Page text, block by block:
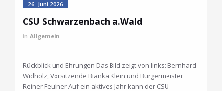
26. Juni 2026
CSU Schwarzenbach a.Wald
in Allgemein
Rückblick und Ehrungen Das Bild zeigt von links: Bernhard
Widholz, Vorsitzende Bianka Klein und Bürgermeister
Reiner Feulner Auf ein aktives Jahr kann der CSU-